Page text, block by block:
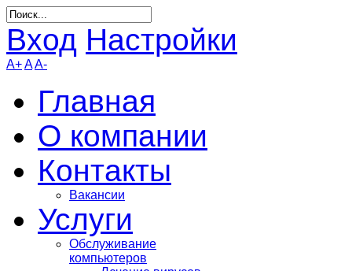
Вход Настройки
A+AA-
Главная
О компании
Контакты
Вакансии
Услуги
Обслуживание
компьютеров